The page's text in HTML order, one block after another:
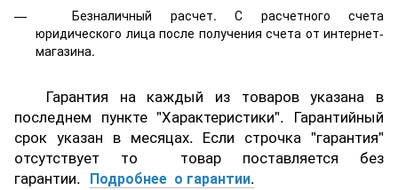
Безналичный расчет. С расчетного счета
юридического лица после получения счета от интернет-
магазина.
Гарантия на каждый из товаров указана в
последнем пункте "Характеристики". Гарантийный
срок указан в месяцах. Если строчка "гарантия"
отсутствует то товар поставляется без
гарантии. Подробнее о гарантии.